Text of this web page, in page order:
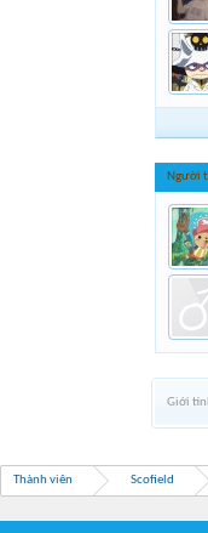
Người
Giới
Thành viên Scofield